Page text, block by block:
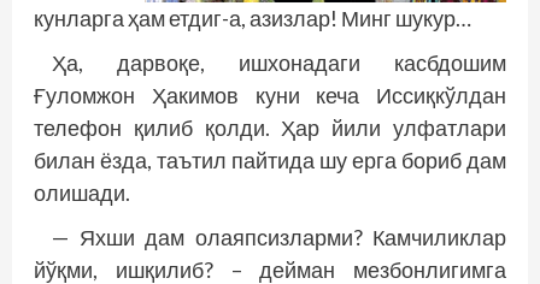
кунларга ҳам етдиг-а, азизлар! Минг шукур…
Ҳа, дарвоқе, ишхонадаги касбдошим
Ғуломжон Ҳакимов куни кеча Иссиқкўлдан
телефон қилиб қолди. Ҳар йили улфатлари
билан ёзда, таътил пайтида шу ерга бориб дам
олишади.
— Яхши дам олаяпсизларми? Камчиликлар
йўқми, ишқилиб? – дейман мезбонлигимга